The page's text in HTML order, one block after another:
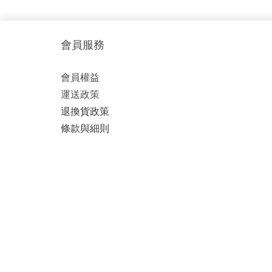
會員服務
會員權益
運送政策
退換貨政策
條款與細則